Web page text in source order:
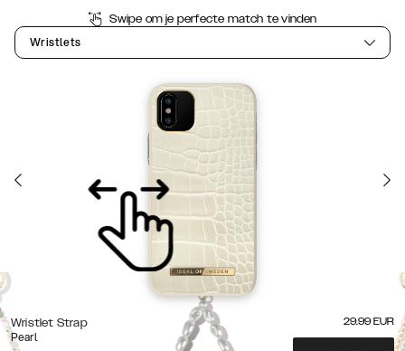
Swipe om je perfecte match te vinden
Wristlets
Wristlet Strap
Pearl
29.99 EUR